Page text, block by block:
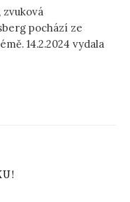
zvuková
pochází ze
14.2.2024 vydala